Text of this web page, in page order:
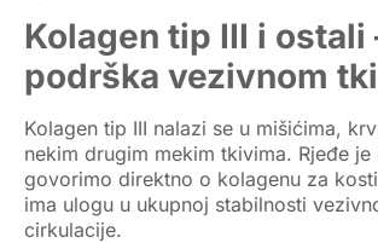
Kolagen tip III i ostali
podrška vezivnom
Kolagen tip III nalazi se u mišićima,
nekim drugim mekim tkivima. Rjeđe
govorimo direktno o kolagenu za
ima ulogu u ukupnoj stabilnosti
cirkulacije.